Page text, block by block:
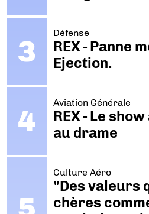
Défense
REX - Panne
Ejection.
Aviation Générale
REX - Le
au drame
Culture Aéro
"Des valeurs
chères